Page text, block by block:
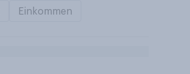
Einkommen